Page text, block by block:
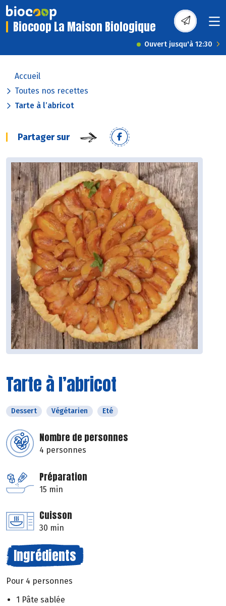
Biocoop La Maison Biologique
Ouvert jusqu'à 12:30
Accueil
Toutes nos recettes
Tarte à l’abricot
Partager sur
Tarte à l’abricot
Dessert Végétarien Eté
Nombre de personnes
4 personnes
Préparation
15 min
Cuisson
30 min
Ingrédients
Pour 4 personnes
1 Pâte sablée